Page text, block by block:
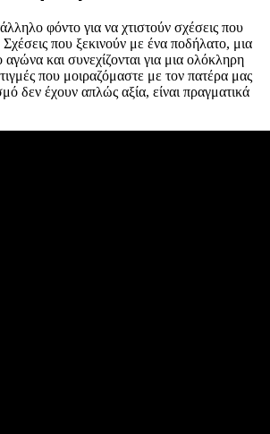
φόντο για να χτιστούν σχέσεις που
που ξεκινούν με ένα ποδήλατο, μια
αγώνα και συνεχίζονται για μια ολόκληρη
που μοιραζόμαστε με τον πατέρα μας
δεν έχουν απλώς αξία, είναι πραγματικά